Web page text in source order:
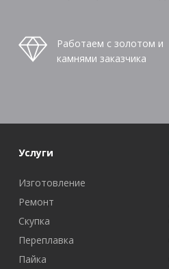
Работаем с золотом и
камнями заказчика
Услуги
Изготовление
Ремонт
Скупка
Переплавка
Пайка